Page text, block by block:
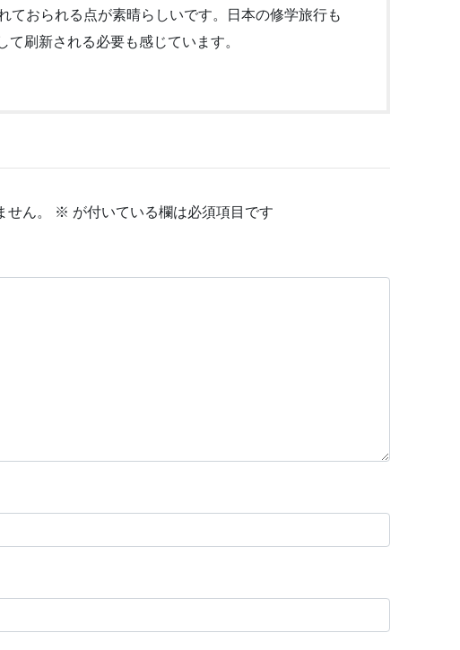
ておられる点が素晴らしいです。日本の修学旅行も
刷新される必要も感じています。
ん。 ※ が付いている欄は必須項目です